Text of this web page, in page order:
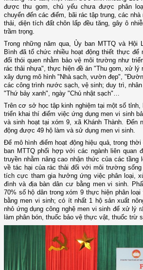
được thu gom, chủ yếu chưa được phân
chuyển đến các điểm, bãi rác tập trung, các
thải, diện tích đất chôn lấp đều tăng, gây ô
trầm trọng.
Trong những năm qua, Ủy ban MTTQ và Hội
Bình đã tổ chức nhiều hoạt động thiết thực để
đổi thói quen nhằm bảo vệ môi trường như
rác thải nhựa", thực hiện đề án "Thu gom, xử lý
xây dựng mô hình "Nhà sạch, vườn đẹp",
các công trình nước sạch, vệ sinh; duy trì,
"Thứ bảy xanh", ngày "Chủ nhật sạch"…
Trên cơ sở học tập kinh nghiệm tại một số tỉnh,
triển khai thí điểm việc ứng dụng men vi sinh
và sinh hoạt tại xóm 9, xã Khánh Thành. Đến
động được 49 hộ làm và sử dụng men vi sinh.
Để mô hình điểm hoạt động hiệu quả, trong
ban MTTQ phối hợp với các ngành liên quan
truyền nhằm nâng cao nhận thức của các
về tác hại của rác thải đối với môi trường
tích cực tham gia hưởng ứng việc phân loại,
đình và địa bàn dân cư bằng men vi sinh.
70% số hộ dân trong xóm 9 thực hiện phân
bằng men vi sinh; có ít nhất 1 hộ sản xuất
nhỏ ứng dụng công nghệ men vi sinh để xử lý
làm phân bón, thuốc bảo vệ thực vật, thuốc trừ